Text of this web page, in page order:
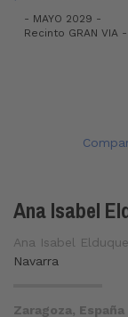
- MAYO 2029 -
Recinto GRAN VIA -
Ana Isabel
Ana Isabel
Navarra
Zaragoza, España